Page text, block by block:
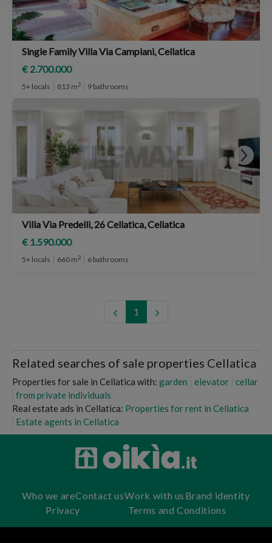
Single Family Villa Via Campiani, Cellatica
€ 2.700.000
5+ locals 813 m2 9 bathrooms
Villa Via Predelli, 26 Cellatica, Cellatica
€ 1.590.000
5+ locals 660 m2 6 bathrooms
1
Related searches of sale properties Cellatica
Properties for sale in Cellatica with: garden elevator
cellar
from private individuals
Real estate ads in Cellatica: Properties for rent in Cellatica
Estate agents in Cellatica
Who we areContact usWork with us Brand identity
Privacy
Terms and Conditions